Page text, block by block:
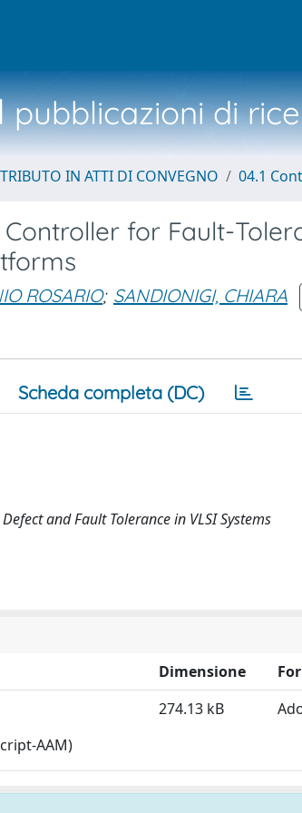
pubblicazioni di
IN ATTI DI CONVEGNO 04.1
for Fault-
ROSARIO; SANDIONIGI, CHIARA
Scheda completa (DC)
and Fault Tolerance in VLSI Systems
Dimensione
AAM)
274.13 kB